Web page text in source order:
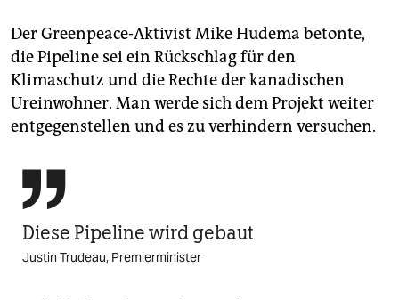
Der Greenpeace-Aktivist Mike Hudema betonte,
die Pipeline sei ein Rückschlag für den
Klimaschutz und die Rechte der kanadischen
Ureinwohner. Man werde sich dem Projekt weiter
entgegenstellen und es zu verhindern versuchen.

Diese Pipeline wird gebaut
Justin Trudeau, Premierminister